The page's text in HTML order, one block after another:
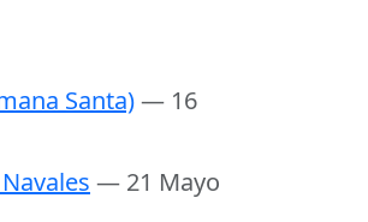
Santa)— 16
— 21 Mayo